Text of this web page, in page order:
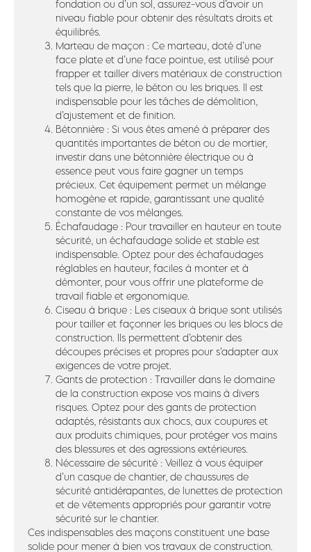
fondation ou d’un sol, assurez-vous d’avoir un
niveau fiable pour obtenir des résultats droits et
équilibrés.
Marteau de maçon : Ce marteau, doté d’une
face plate et d’une face pointue, est utilisé pour
frapper et tailler divers matériaux de construction
tels que la pierre, le béton ou les briques. Il est
indispensable pour les tâches de démolition,
d’ajustement et de finition.
Bétonnière : Si vous êtes amené à préparer des
quantités importantes de béton ou de mortier,
investir dans une bétonnière électrique ou à
essence peut vous faire gagner un temps
précieux. Cet équipement permet un mélange
homogène et rapide, garantissant une qualité
constante de vos mélanges.
Échafaudage : Pour travailler en hauteur en toute
sécurité, un échafaudage solide et stable est
indispensable. Optez pour des échafaudages
réglables en hauteur, faciles à monter et à
démonter, pour vous offrir une plateforme de
travail fiable et ergonomique.
Ciseau à brique : Les ciseaux à brique sont utilisés
pour tailler et façonner les briques ou les blocs de
construction. Ils permettent d’obtenir des
découpes précises et propres pour s’adapter aux
exigences de votre projet.
Gants de protection : Travailler dans le domaine
de la construction expose vos mains à divers
risques. Optez pour des gants de protection
adaptés, résistants aux chocs, aux coupures et
aux produits chimiques, pour protéger vos mains
des blessures et des agressions extérieures.
Nécessaire de sécurité : Veillez à vous équiper
d’un casque de chantier, de chaussures de
sécurité antidérapantes, de lunettes de protection
et de vêtements appropriés pour garantir votre
sécurité sur le chantier.
Ces indispensables des maçons constituent une base
solide pour mener à bien vos travaux de construction.